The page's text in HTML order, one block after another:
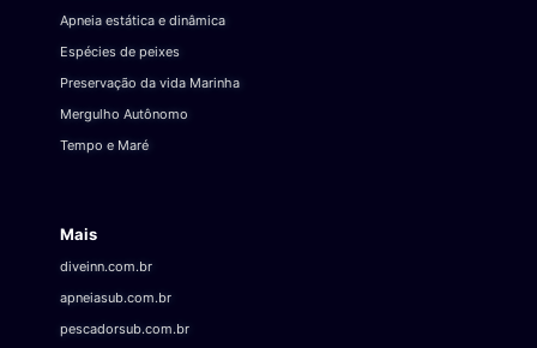
Apneia estática e dinâmica
Espécies de peixes
Preservação da vida Marinha
Mergulho Autônomo
Tempo e Maré
Mais
diveinn.com.br
apneiasub.com.br
pescadorsub.com.br